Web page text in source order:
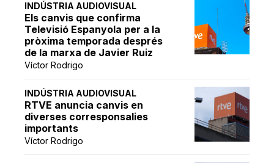
INDÚSTRIA AUDIOVISUAL
Els canvis que confirma
Televisió Espanyola per a la
pròxima temporada després
de la marxa de Javier Ruiz
Víctor Rodrigo
INDÚSTRIA AUDIOVISUAL
RTVE anuncia canvis en
diverses corresponsalies
importants
Víctor Rodrigo